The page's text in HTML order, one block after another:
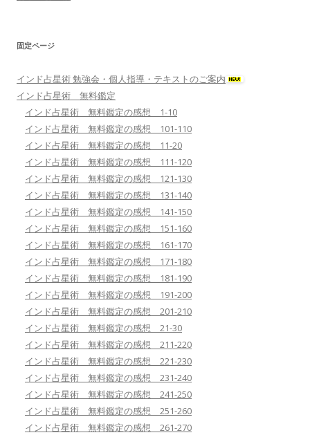
固定ページ
インド占星術 勉強会・個人指導・テキストのご案内
インド占星術 無料鑑定
インド占星術 無料鑑定の感想 1-10
インド占星術 無料鑑定の感想 101-110
インド占星術 無料鑑定の感想 11-20
インド占星術 無料鑑定の感想 111-120
インド占星術 無料鑑定の感想 121-130
インド占星術 無料鑑定の感想 131-140
インド占星術 無料鑑定の感想 141-150
インド占星術 無料鑑定の感想 151-160
インド占星術 無料鑑定の感想 161-170
インド占星術 無料鑑定の感想 171-180
インド占星術 無料鑑定の感想 181-190
インド占星術 無料鑑定の感想 191-200
インド占星術 無料鑑定の感想 201-210
インド占星術 無料鑑定の感想 21-30
インド占星術 無料鑑定の感想 211-220
インド占星術 無料鑑定の感想 221-230
インド占星術 無料鑑定の感想 231-240
インド占星術 無料鑑定の感想 241-250
インド占星術 無料鑑定の感想 251-260
インド占星術 無料鑑定の感想 261-270